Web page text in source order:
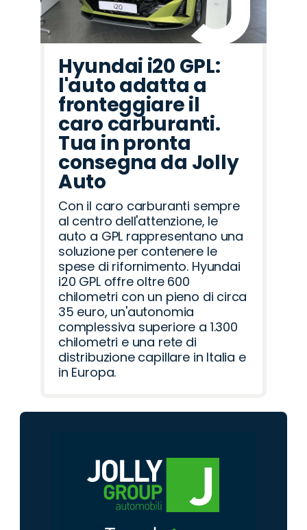
Hyundai i20 GPL:
l'auto adatta a
fronteggiare il
caro carburanti.
Tua in pronta
consegna da Jolly
Auto
Con il caro carburanti sempre
al centro dell'attenzione, le
auto a GPL rappresentano una
soluzione per contenere le
spese di rifornimento. Hyundai
i20 GPL offre oltre 600
chilometri con un pieno di circa
35 euro, un'autonomia
complessiva superiore a 1.300
chilometri e una rete di
distribuzione capillare in Italia e
in Europa.